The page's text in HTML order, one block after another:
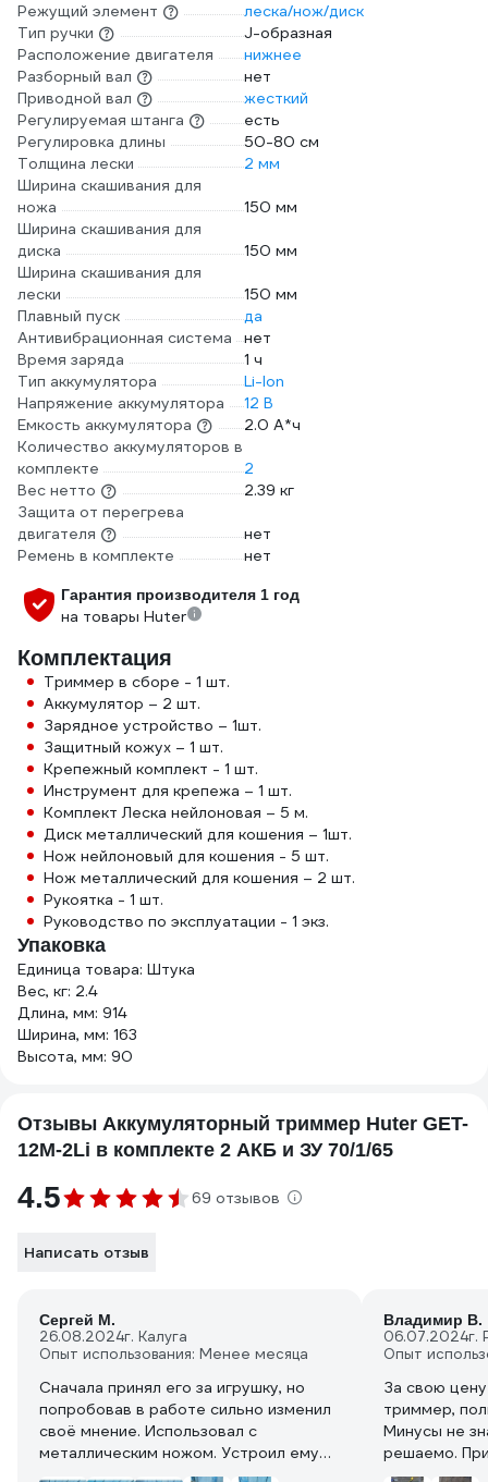
Режущий элемент
леска/нож/диск
Тип ручки
J-образная
Расположение двигателя
нижнее
Разборный вал
нет
Приводной вал
жесткий
Регулируемая штанга
есть
Регулировка длины
50-80 см
Толщина лески
2 мм
Ширина скашивания для
ножа
150 мм
Ширина скашивания для
диска
150 мм
Ширина скашивания для
лески
150 мм
Плавный пуск
да
Антивибрационная система
нет
Время заряда
1 ч
Тип аккумулятора
Li-lon
Напряжение аккумулятора
12 В
Емкость аккумулятора
2.0 А*ч
Количество аккумуляторов в
комплекте
2
Вес нетто
2.39 кг
Защита от перегрева
двигателя
нет
Ремень в комплекте
нет
Гарантия производителя 1 год
на товары Huter
Комплектация
Триммер в сборе - 1 шт.
Аккумулятор – 2 шт.
Зарядное устройство – 1шт.
Защитный кожух – 1 шт.
Крепежный комплект - 1 шт.
Инструмент для крепежа – 1 шт.
Комплект Леска нейлоновая – 5 м.
Диск металлический для кошения – 1шт.
Нож нейлоновый для кошения - 5 шт.
Нож металлический для кошения – 2 шт.
Рукоятка - 1 шт.
Руководство по эксплуатации - 1 экз.
Упаковка
Единица товара: Штука
Вес, кг: 2.4
Длина, мм: 914
Ширина, мм: 163
Высота, мм: 90
Отзывы Аккумуляторный триммер Huter GET-
12M-2Li в комплекте 2 АКБ и ЗУ 70/1/65
4.5 69 отзывов
Написать отзыв
Сергей М.
26.08.2024г. Калуга
Опыт использования: Менее месяца
Сначала принял его за игрушку, но
попробовав в работе сильно изменил
своё мнение. Использовал с
металлическим ножом. Устроил ему
сразу после покупки испытание на
Владимир В.
06.07.2024г.
Опыт
За свою
триммер,
Минусы не
решаемо.
быстро.